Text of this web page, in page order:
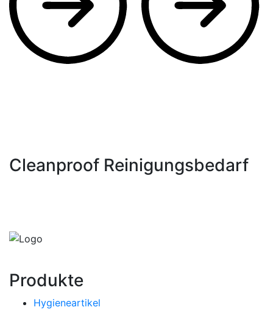
Cleanproof Reinigungsbedarf
Produkte
Hygieneartikel